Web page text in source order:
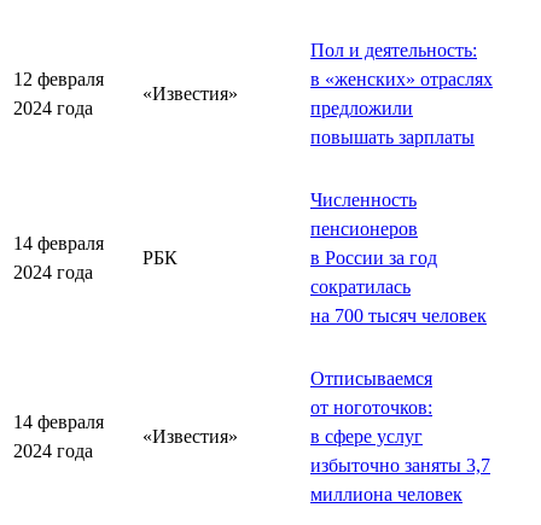
12 февраля
2024 года
«Известия»
Пол и деятельность:
в «женских» отраслях
предложили
повышать зарплаты
14 февраля
2024 года
РБК
Численность
пенсионеров
в России за год
сократилась
на 700 тысяч человек
14 февраля
2024 года
«Известия»
Отписываемся
от ноготочков:
в сфере услуг
избыточно заняты 3,7
миллиона человек